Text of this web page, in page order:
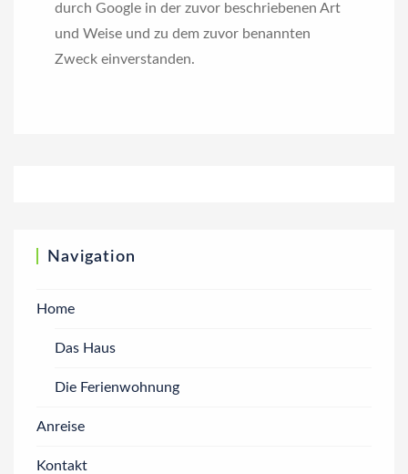
durch Google in der zuvor beschriebenen Art
und Weise und zu dem zuvor benannten
Zweck einverstanden.
Navigation
Home
Das Haus
Die Ferienwohnung
Anreise
Kontakt